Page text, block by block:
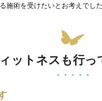
施術を受けたいとお考えでし
ットネスも行っ